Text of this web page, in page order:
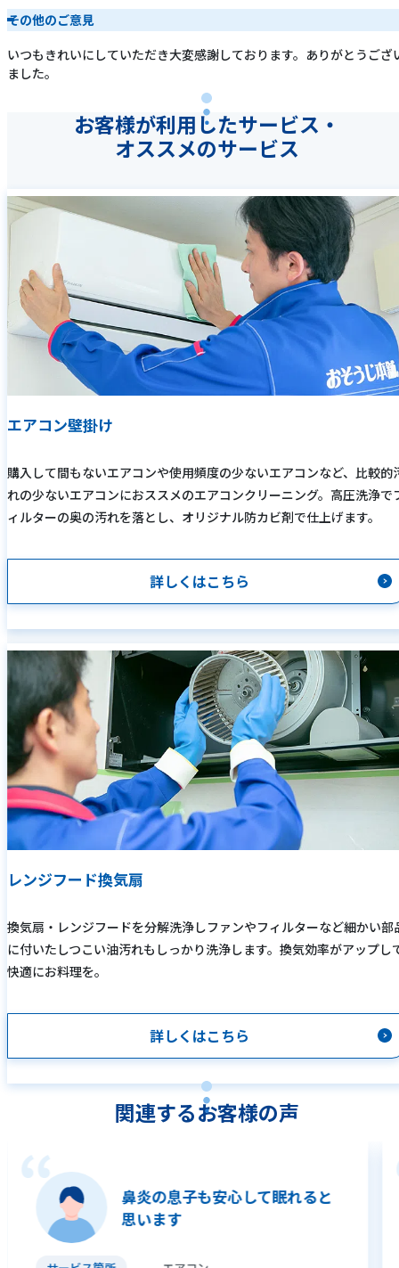
その他のご意見
いつもきれいにしていただき大変感謝しております。ありがとうござ
ました。
お客様が利用したサービス・
オススメのサービス
エアコン壁掛け
購入して間もないエアコンや使用頻度の少ないエアコンなど、比較的
れの少ないエアコンにおススメのエアコンクリーニング。高圧洗浄で
ィルターの奥の汚れを落とし、オリジナル防カビ剤で仕上げます。
詳しくはこちら
レンジフード換気扇
換気扇・レンジフードを分解洗浄しファンやフィルターなど細かい部
に付いたしつこい油汚れもしっかり洗浄します。換気効率がアップし
快適にお料理を。
詳しくはこちら
関連するお客様の声
鼻炎の息子も安心して眠れると
思います